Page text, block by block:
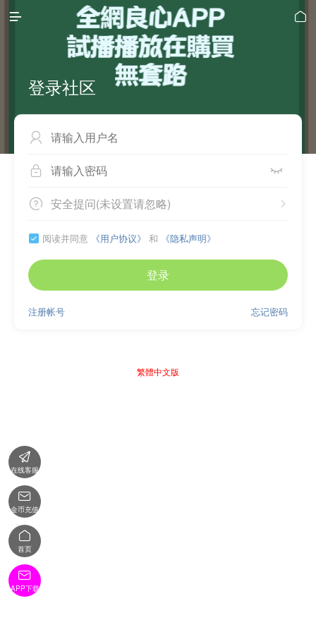
 
登录社区

 
 
安全提问(未设置请忽略)
 阅读并同意 《用户协议》 和 《隐私声明》
登录
忘记密码
注册帐号
繁體中文版

在线客服

金币充值

首页

APP下载